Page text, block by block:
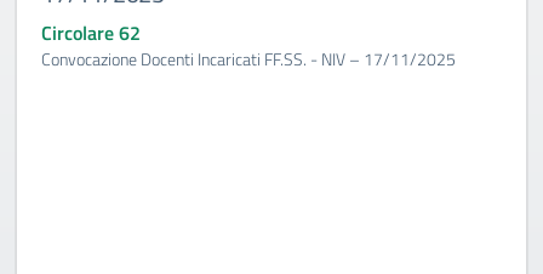
Circolare 62
Convocazione Docenti Incaricati FF.SS. - NIV – 17/11/2025